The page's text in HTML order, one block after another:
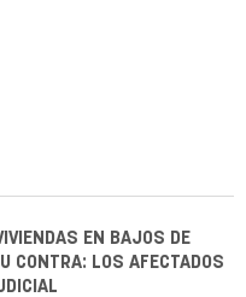
EN BAJOS DE
CONTRA: LOS AFECTADOS